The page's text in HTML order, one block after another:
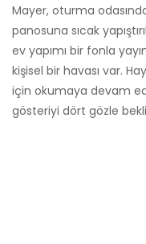
Mayer, oturma
panosuna sıcak
ev yapımı bir fonla
kişisel bir havası var.
için okumaya devam
gösteriyi dört gözle